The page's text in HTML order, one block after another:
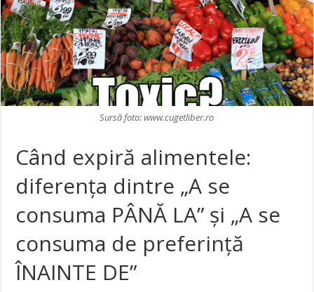
Sursă foto: www.cugetliber.ro
Când expiră alimentele:
diferenţa dintre „A se
consuma PÂNĂ LA” şi „A se
consuma de preferinţă
ÎNAINTE DE”